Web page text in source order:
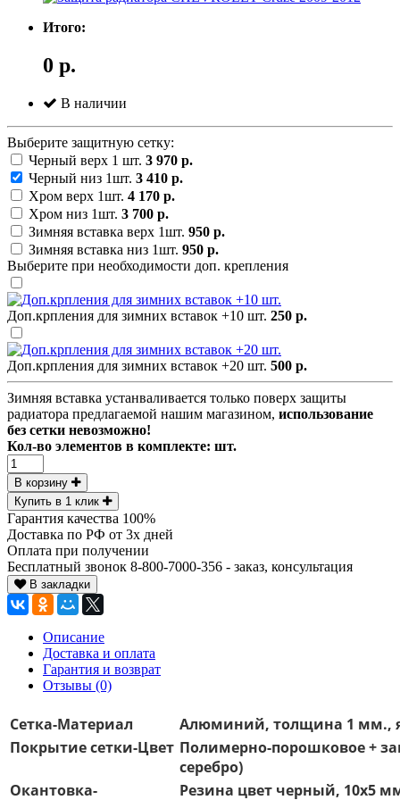
Итого:
0 р.
В наличии
Выберите защитную сетку:
Черный верх 1 шт. 3 970 р.
Черный низ 1шт. 3 410 р.
Хром верх 1шт. 4 170 р.
Хром низ 1шт. 3 700 р.
Зимняя вставка верх 1шт. 950 р.
Зимняя вставка низ 1шт. 950 р.
Выберите при необходимости доп. крепления
Доп.крпления для зимних вставок +10 шт. 250 р.
Доп.крпления для зимних вставок +20 шт. 500 р.
Зимняя вставка устанваливается только поверх защиты
радиатора предлагаемой нашим магазином, использование
без сетки невозможно!
Кол-во элементов в комплекте: шт.
В корзину
Купить в 1 клик
Гарантия качества 100%
Доставка по РФ от 3х дней
Оплата при получении
Бесплатный звонок 8-800-7000-356 - заказ, консультация
В закладки
Описание
Доставка и оплата
Гарантия и возврат
Отзывы (0)
Сетка-Материал
Алюминий, толщина 1 мм.,
Покрытие сетки-Цвет Полимерно-порошковое +
серебро)
Окантовка-
Резина цвет черный, 10х5